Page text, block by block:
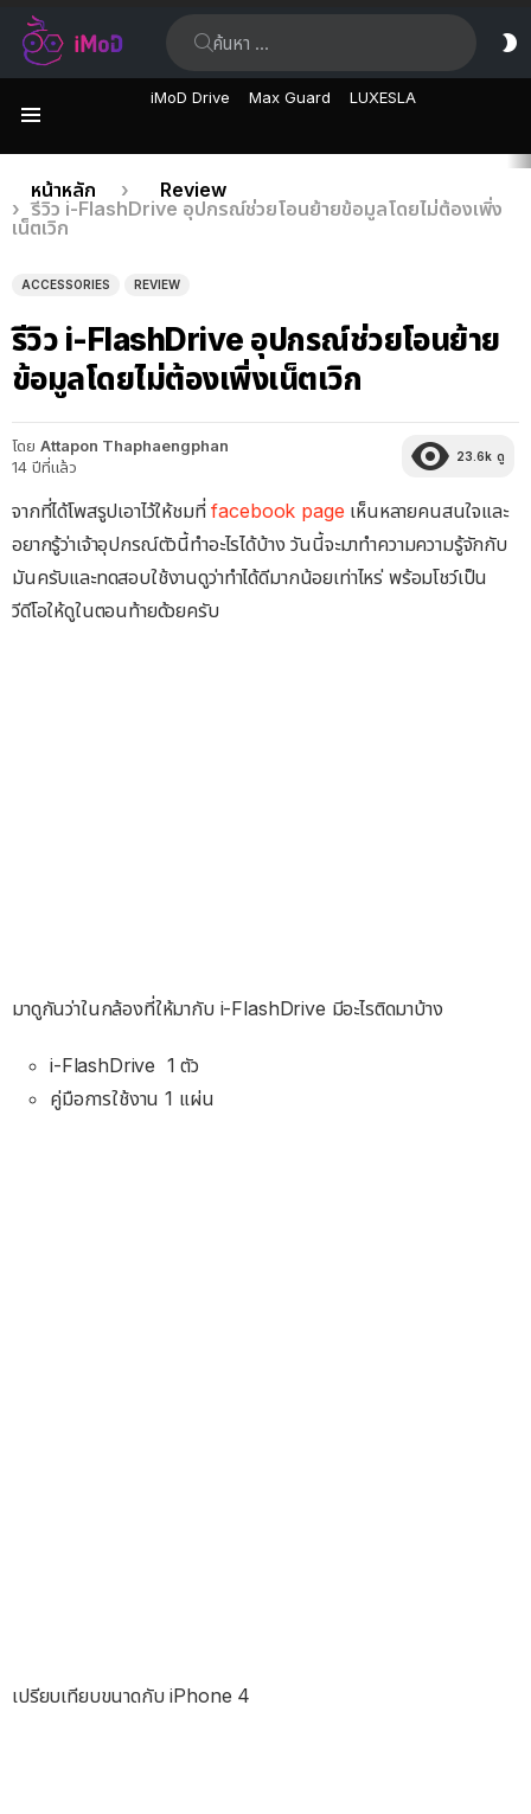
iMoD Drive Max Guard LUXESLA
เรื่อง
ล่าสุด
คุณอยู่ที่นี่:
หน้าหลัก
Review
รีวิว i-FlashDrive อุปกรณ์ช่วยโอนย้ายข้อมูลโดยไม่ต้องเพิ่ง
เน็ตเวิก
ACCESSORIES REVIEW
รีวิว i-FlashDrive อุปกรณ์ช่วยโอนย้าย
ข้อมูลโดยไม่ต้องเพิ่งเน็ตเวิก
โดย Attapon Thaphaengphan
14 ปีที่แล้ว
23.6k ดู
จากที่ได้โพสรูปเอาไว้ให้ชมที่facebook page เห็นหลายคนสนใจและ
อยากรู้ว่าเจ้าอุปกรณ์ตัวนี้ทำอะไรได้บ้าง วันนี้จะมาทำความความรู้จักกับ
มันครับและทดสอบใช้งานดูว่าทำได้ดีมากน้อยเท่าไหร่ พร้อมโชว์เป็น
วีดีโอให้ดูในตอนท้ายด้วยครับ
มาดูกันว่าในกล้องที่ให้มากับ i-FlashDrive มีอะไรติดมาบ้าง
i-FlashDrive 1 ตัว
คู่มือการใช้งาน 1 แผ่น
เปรียบเทียบขนาดกับ iPhone 4